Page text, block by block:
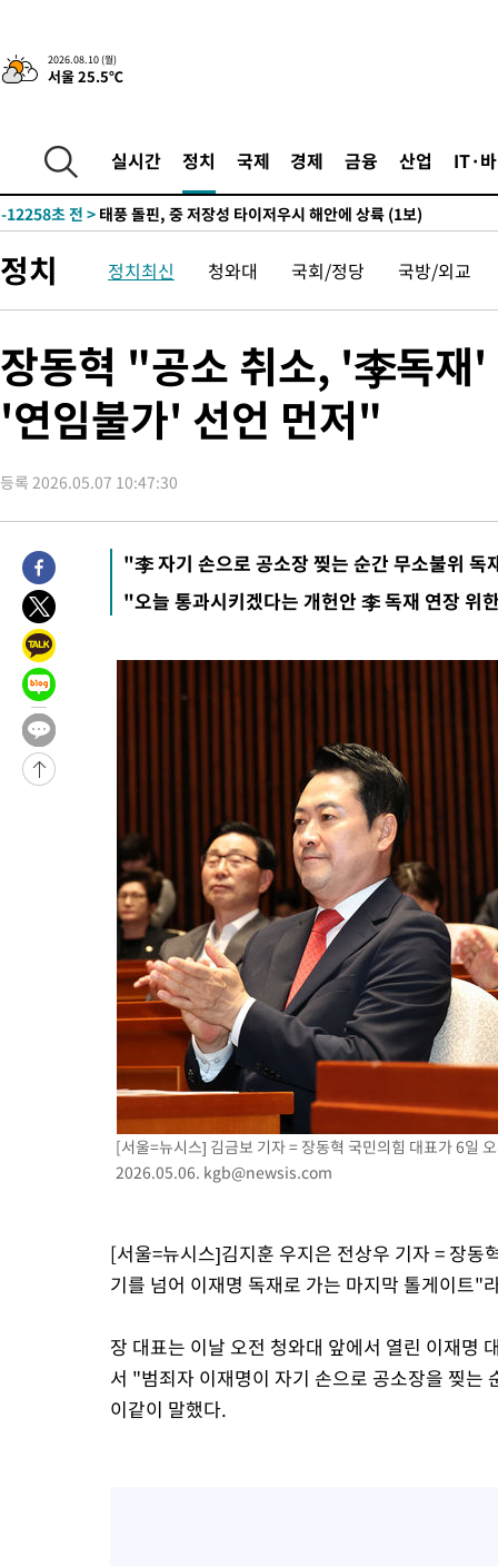
2026.08.10 (월)
서울 25.5℃
실시간 정치 국제 경제 금융 산업 IT·
-19100초 전 >'AT마드리드 7번' 이강인, 맨시티 상대로 비공식 데뷔전
-18602초 전 >[속보]'AT마드리드 7번' 이강인, 맨시티 상대로 비공식 데뷔전
-13262초 전 >
이강인 ATM 입단식에 '상암벌 들썩'…"세계적인 선수 되길"
-12258초 전 >
-9604초 전 > AT마드리드 데뷔 앞둔 이강인, 맨시티전 선발 대신 '벤치 시작'
44.40%
-7568초 전 >
與 강원·TK 당원투표 합산 김민석 46.01%로 승리…정청래
-7408초 전 >[속보]與전대 권리당원투표…강원·경북 김민석, 대구 정청래
45.71%
-7117초 전 >[속보]與 당대표 경선, 대구 권리당원 투표 정청래 47.82%·김
46.35%
-6914초 전 > [속보]與 당대표 경선, 강원 권리당원 투표 김민석 승리
-4832초 전 > "일본축구협회, 대한축구협회 성 접대 의혹 심판 조사"
1시간 전 >"얼마나 더웠으면"…안동 물길공원서 헤엄친 구렁이 '소동'
2시간 전 >손흥민, 68분 뛰고 2경기 침묵…LAFC, 톨루카에 1-0 승리(종합)
-27046초 전 >
데뷔전 치르고 반성한 이강인 "한국 축구, 좋은 부분도 봐 달라"
-25184초 전 >
시메오네 감독 "이강인 다재다능한 선수…다양한 역할 맡길
-21625초 전 >
이강인, 5만 관중 앞 ATM 데뷔…뜨거운 응원 속 새출발(종합)
-21381초 전 >
-19120초 전 >
-18622초 전 >
-16686초 전 >
네타냐후, 트럼프의 가자 평화 2차 15개조 평화안 '거부'
-13282초 전 >
이강인 ATM 입단식에 '상암벌 들썩'…"세계적인 선수 되길"
태풍 돌핀, 중 저장성 타이저우시 해안에 상륙 (1보)
AT마드리드 데뷔 앞둔 이강인, 맨시티전 선발 대신 '벤치 시작'
[속보]與 강원·TK 당원투표 합산 김민석 48.54%로 승리…정
與 강원·TK 당원투표 합산 김민석 46.01%로 승리…정청래
[속보]與전대 권리당원투표…강원·경북 김민석, 대구 정청래
[속보]與 당대표 경선, 경북 권리당원 투표 김민석 47.37%·정
[속보]與 당대표 경선, 대구 권리당원 투표 정청래 47.82%·김
[속보]與 당대표 경선, 강원 권리당원 투표 김민석 승리
"일본축구협회, 대한축구협회 성 접대 의혹 심판 조사"
[속보]장은수, KLPGA 제주삼다수 역전 우승…데뷔 10년 차에 첫
"얼마나 더웠으면"…안동 물길공원서 헤엄친 구렁이 '소동'
손흥민, 68분 뛰고 2경기 침묵…LAFC, 톨루카에 1-0 승리(종합)
정치 정치최신 청와대 국회/정당 국방/외교
장동혁 "공소 취소, '李독
'연임불가' 선언 먼저"
등록 2026.05.07 10:47:30
"李 자기 손으로 공소장 찢는 순간 무소불위 독
"오늘 통과시키겠다는 개헌안 李 독재 연장 위
[서울=뉴시스] 김금보 기자 = 장동혁 국민의힘 대표가 6일
2026.05.06. kgb@newsis.com
[서울=뉴시스]김지훈 우지은 전상우 기자 = 장
기를 넘어 이재명 독재로 가는 마지막 톨게이트"
장 대표는 이날 오전 청와대 앞에서 열린 이재명
서 "범죄자 이재명이 자기 손으로 공소장을 찢는
이같이 말했다.